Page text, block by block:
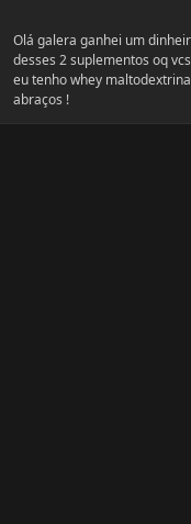
Olá galera ganhei um
desses 2 suplementos oq
eu tenho whey
abraços !